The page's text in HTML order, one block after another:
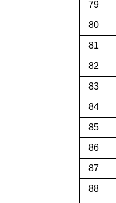
79
80
81
82
83
84
85
86
87
88